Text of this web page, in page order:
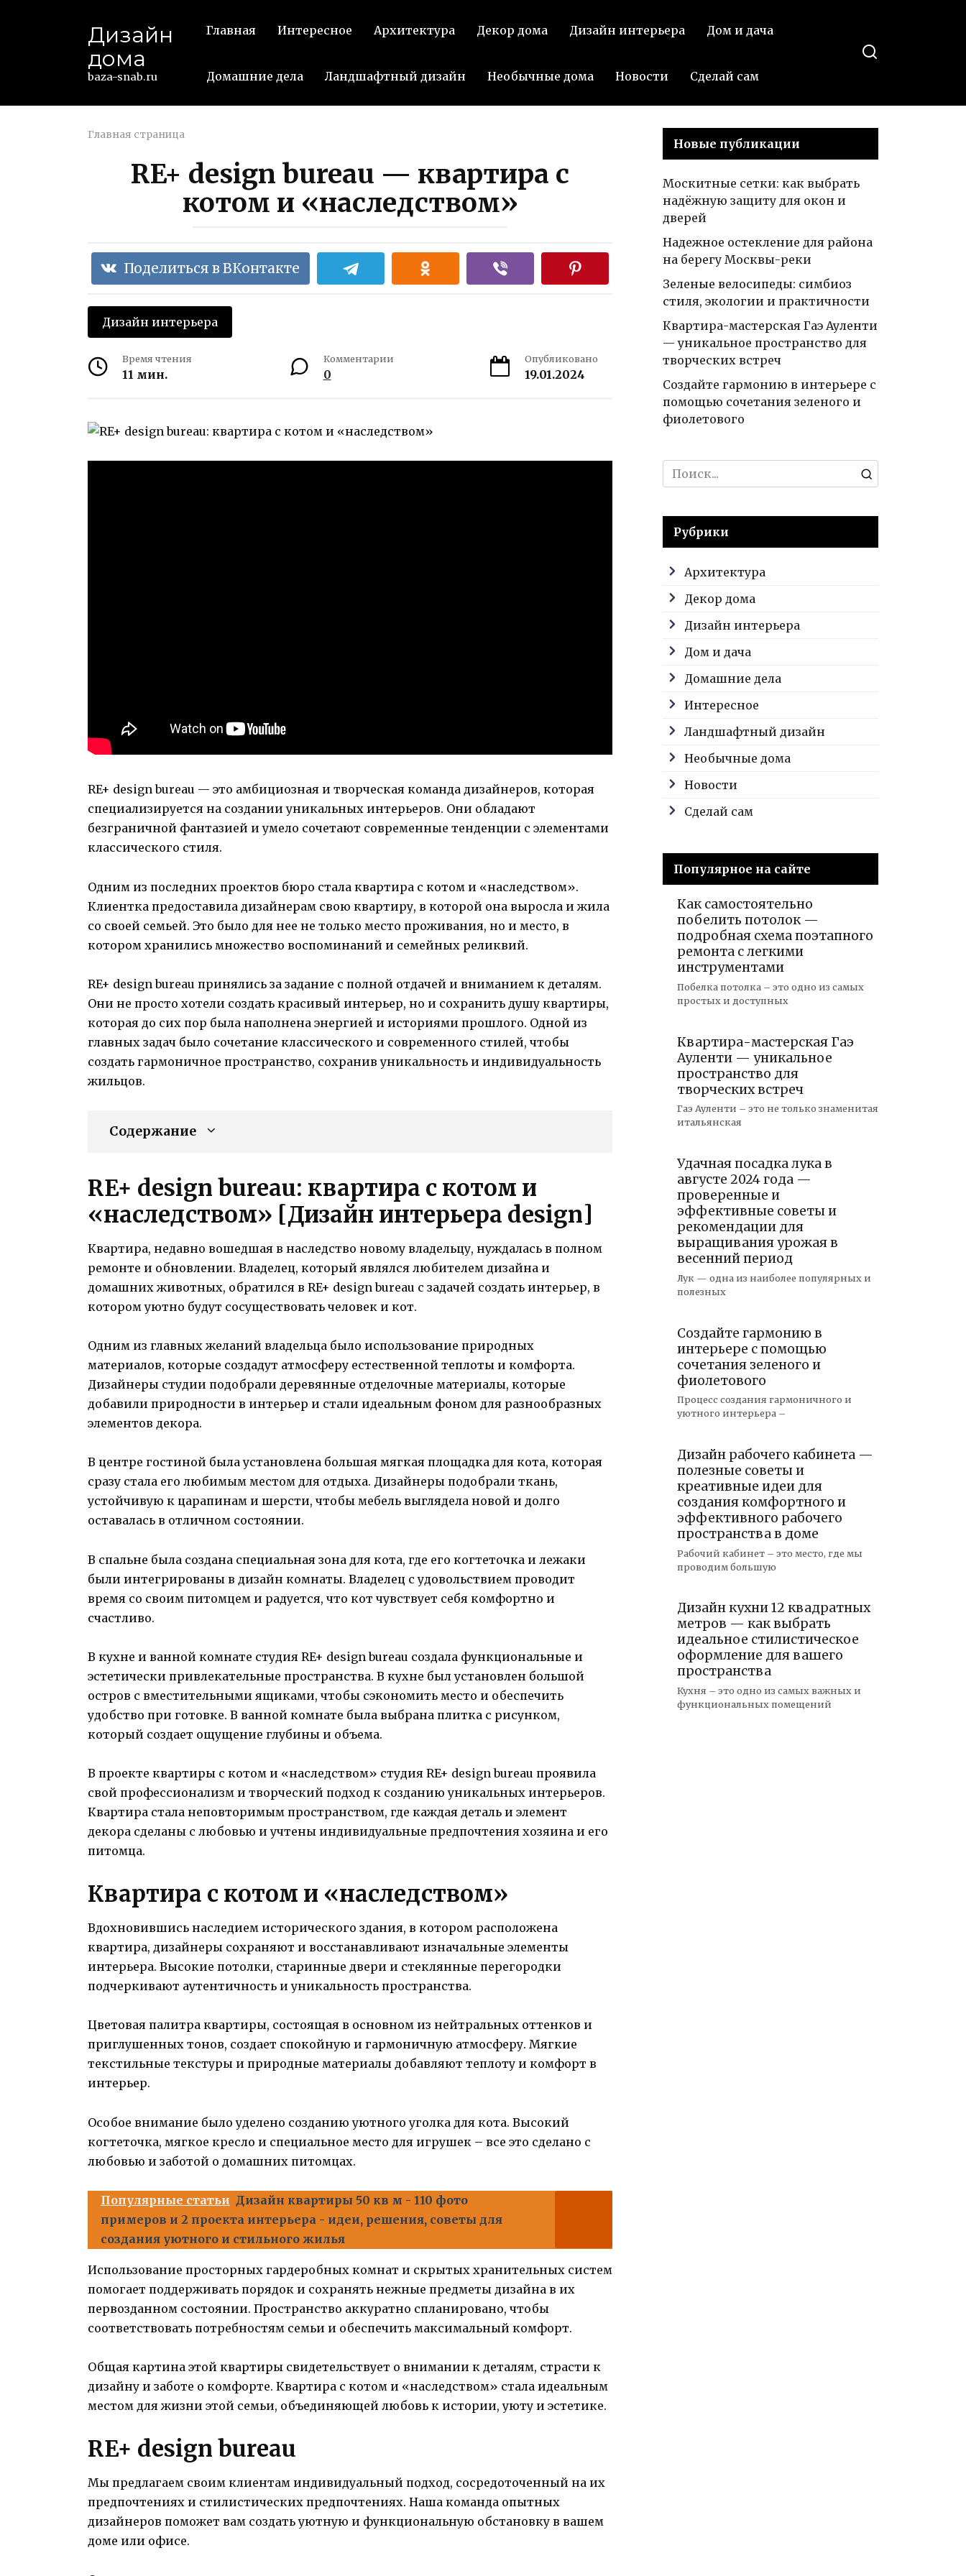
Дизайн
дома
baza-snab.ru
Главная Интересное Архитектура Декор дома Дизайн интерьера Дом и дача
Домашние дела Ландшафтный дизайн Необычные дома Новости Сделай сам
Главная страница
RE+ design bureau — квартира с
котом и «наследством»
Поделиться в ВКонтакте
Дизайн интерьера
Время чтения
11 мин.
Комментарии
0
Опубликовано
19.01.2024
RE+ design bureau — это амбициозная и творческая команда дизайнеров, которая
специализируется на создании уникальных интерьеров. Они обладают
безграничной фантазией и умело сочетают современные тенденции с элементами
классического стиля.
Одним из последних проектов бюро стала квартира с котом и «наследством».
Клиентка предоставила дизайнерам свою квартиру, в которой она выросла и жила
со своей семьей. Это было для нее не только место проживания, но и место, в
котором хранились множество воспоминаний и семейных реликвий.
RE+ design bureau принялись за задание с полной отдачей и вниманием к деталям.
Они не просто хотели создать красивый интерьер, но и сохранить душу квартиры,
которая до сих пор была наполнена энергией и историями прошлого. Одной из
главных задач было сочетание классического и современного стилей, чтобы
создать гармоничное пространство, сохранив уникальность и индивидуальность
жильцов.
Содержание
RE+ design bureau: квартира с котом и
«наследством» [Дизайн интерьера design]
Квартира, недавно вошедшая в наследство новому владельцу, нуждалась в полном
ремонте и обновлении. Владелец, который являлся любителем дизайна и
домашних животных, обратился в RE+ design bureau с задачей создать интерьер, в
котором уютно будут сосуществовать человек и кот.
Одним из главных желаний владельца было использование природных
материалов, которые создадут атмосферу естественной теплоты и комфорта.
Дизайнеры студии подобрали деревянные отделочные материалы, которые
добавили природности в интерьер и стали идеальным фоном для разнообразных
элементов декора.
В центре гостиной была установлена большая мягкая площадка для кота, которая
сразу стала его любимым местом для отдыха. Дизайнеры подобрали ткань,
устойчивую к царапинам и шерсти, чтобы мебель выглядела новой и долго
оставалась в отличном состоянии.
В спальне была создана специальная зона для кота, где его когтеточка и лежаки
были интегрированы в дизайн комнаты. Владелец с удовольствием проводит
время со своим питомцем и радуется, что кот чувствует себя комфортно и
счастливо.
В кухне и ванной комнате студия RE+ design bureau создала функциональные и
эстетически привлекательные пространства. В кухне был установлен большой
остров с вместительными ящиками, чтобы сэкономить место и обеспечить
удобство при готовке. В ванной комнате была выбрана плитка с рисунком,
который создает ощущение глубины и объема.
В проекте квартиры с котом и «наследством» студия RE+ design bureau проявила
свой профессионализм и творческий подход к созданию уникальных интерьеров.
Квартира стала неповторимым пространством, где каждая деталь и элемент
декора сделаны с любовью и учтены индивидуальные предпочтения хозяина и его
питомца.
Квартира с котом и «наследством»
Вдохновившись наследием исторического здания, в котором расположена
квартира, дизайнеры сохраняют и восстанавливают изначальные элементы
интерьера. Высокие потолки, старинные двери и стеклянные перегородки
подчеркивают аутентичность и уникальность пространства.
Цветовая палитра квартиры, состоящая в основном из нейтральных оттенков и
приглушенных тонов, создает спокойную и гармоничную атмосферу. Мягкие
текстильные текстуры и природные материалы добавляют теплоту и комфорт в
интерьер.
Особое внимание было уделено созданию уютного уголка для кота. Высокий
когтеточка, мягкое кресло и специальное место для игрушек – все это сделано с
любовью и заботой о домашних питомцах.
Популярные статьи Дизайн квартиры 50 кв м - 110 фото
примеров и 2 проекта интерьера - идеи, решения, советы для
создания уютного и стильного жилья
Использование просторных гардеробных комнат и скрытых хранительных систем
помогает поддерживать порядок и сохранять нежные предметы дизайна в их
первозданном состоянии. Пространство аккуратно спланировано, чтобы
соответствовать потребностям семьи и обеспечить максимальный комфорт.
Общая картина этой квартиры свидетельствует о внимании к деталям, страсти к
дизайну и заботе о комфорте. Квартира с котом и «наследством» стала идеальным
местом для жизни этой семьи, объединяющей любовь к истории, уюту и эстетике.
RE+ design bureau
Мы предлагаем своим клиентам индивидуальный подход, сосредоточенный на их
предпочтениях и стилистических предпочтениях. Наша команда опытных
дизайнеров поможет вам создать уютную и функциональную обстановку в вашем
доме или офисе.
Новые публикации
Москитные сетки: как выбрать
надёжную защиту для окон и
дверей
Надежное остекление для района
на берегу Москвы-реки
Зеленые велосипеды: симбиоз
стиля, экологии и практичности
Квартира-мастерская Гаэ Ауленти
— уникальное пространство для
творческих встреч
Создайте гармонию в интерьере с
помощью сочетания зеленого и
фиолетового
Search
for:
Рубрики
Архитектура
Декор дома
Дизайн интерьера
Дом и дача
Домашние дела
Интересное
Ландшафтный дизайн
Необычные дома
Новости
Сделай сам
Популярное на сайте
Как самостоятельно
побелить потолок —
подробная схема поэтапного
ремонта с легкими
инструментами
Побелка потолка – это одно из самых
простых и доступных
Квартира-мастерская Гаэ
Ауленти — уникальное
пространство для
творческих встреч
Гаэ Ауленти – это не только знаменитая
итальянская
Удачная посадка лука в
августе 2024 года —
проверенные и
эффективные советы и
рекомендации для
выращивания урожая в
весенний период
Лук — одна из наиболее популярных и
полезных
Создайте гармонию в
интерьере с помощью
сочетания зеленого и
фиолетового
Процесс создания гармоничного и
уютного интерьера –
Дизайн рабочего кабинета —
полезные советы и
креативные идеи для
создания комфортного и
эффективного рабочего
пространства в доме
Рабочий кабинет – это место, где мы
проводим большую
Дизайн кухни 12 квадратных
метров — как выбрать
идеальное стилистическое
оформление для вашего
пространства
Кухня – это одно из самых важных и
функциональных помещений